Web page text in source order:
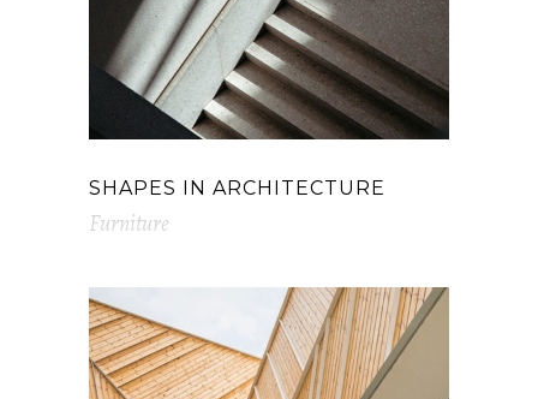
SHAPES IN ARCHITECTURE
Furniture